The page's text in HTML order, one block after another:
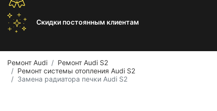
Скидки постоянным клиентам
Ремонт Audi
Ремонт Audi S2
Ремонт системы отопления Audi S2
Замена радиатора печки Audi S2